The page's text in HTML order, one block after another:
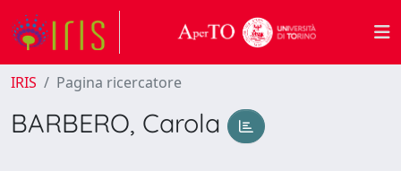
IRIS Pagina ricercatore
BARBERO, Carola